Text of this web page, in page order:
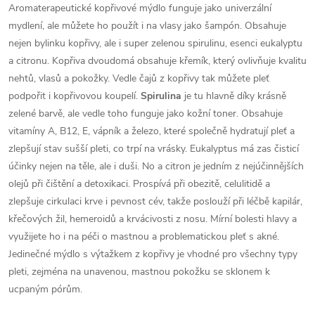
Aromaterapeutické kopřivové mýdlo funguje jako univerzální
mydlení, ale můžete ho použít i na vlasy jako šampón. Obsahuje
nejen bylinku kopřivy, ale i super zelenou spirulinu, esenci eukalyptu
a citronu. Kopřiva dvoudomá obsahuje křemík, který ovlivňuje kvalitu
nehtů, vlasů a pokožky. Vedle čajů z kopřivy tak můžete pleť
podpořit i kopřivovou koupelí. Spirulina je tu hlavně díky krásně
zelené barvě, ale vedle toho funguje jako kožní toner. Obsahuje
vitamíny A, B12, E, vápník a železo, které společně hydratují pleť a
zlepšují stav sušší pleti, co trpí na vrásky. Eukalyptus má zas čisticí
účinky nejen na těle, ale i duši. No a citron je jedním z nejúčinnějších
olejů při čištění a detoxikaci. Prospívá při obezitě, celulitidě a
zlepšuje cirkulaci krve i pevnost cév, takže poslouží při léčbě kapilár,
křečových žil, hemeroidů a krvácivosti z nosu. Mírní bolesti hlavy a
využijete ho i na péči o mastnou a problematickou pleť s akné.
Jedinečné mýdlo s výtažkem z kopřivy je vhodné pro všechny typy
pleti, zejména na unavenou, mastnou pokožku se sklonem k
ucpaným pórům.